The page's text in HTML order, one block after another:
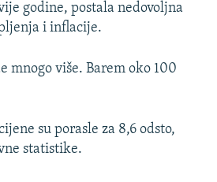
godine, postala nedovoljna
i inflacije.
mnogo više. Barem oko 100
su porasle za 8,6 odsto,
statistike.